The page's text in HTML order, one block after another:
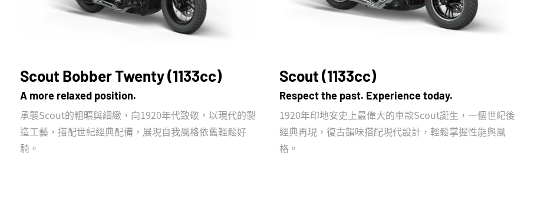
Scout Bobber Twenty (1133cc)
A more relaxed position.
承襲Scout的粗曠與細緻，向1920年代致敬，以現代的製
造工藝，搭配世紀經典配備，展現自我風格依舊輕鬆好
騎。
Scout (1133cc)
Respect the past. Experience today.
1920年印地安史上最偉大的車款Scout誕生，一個世紀後
經典再現，復古韻味搭配現代設計，輕鬆掌握性能與風
格。